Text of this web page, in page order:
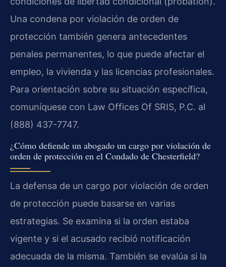
Una condena por violación de orden de
protección también genera antecedentes
penales permanentes, lo que puede afectar el
empleo, la vivienda y las licencias profesionales.
Para orientación sobre su situación específica,
comuníquese con Law Offices Of SRIS, P.C. al
(888) 437-7747.
¿Cómo defiende un abogado un cargo por violación de
orden de protección en el Condado de Chesterfield?
La defensa de un cargo por violación de orden
de protección puede basarse en varias
estrategias. Se examina si la orden estaba
vigente y si el acusado recibió notificación
adecuada de la misma. También se evalúa si la